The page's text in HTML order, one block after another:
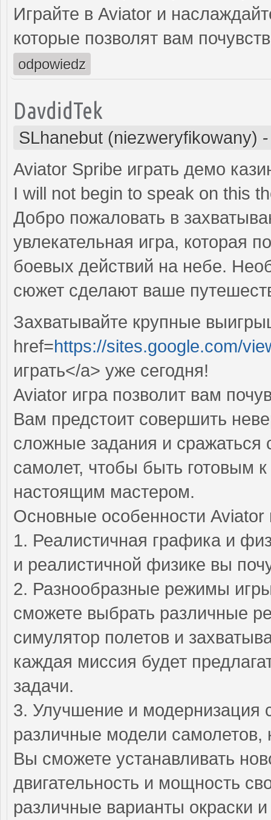
Играйте в Aviator и
которые позволят вам
odpowiedz
DavdidTek
SLhanebut (niezweryfikowany)
Aviator Spribe играть демо
I will not begin to speak on this
Добро пожаловать в
увлекательная игра, которая
боевых действий на небе.
сюжет сделают ваше
Захватывайте крупные
href=https://sites.google.com/
играть</a> уже сегодня!
Aviator игра позволит вам
Вам предстоит совершить
сложные задания и сражаться
самолет, чтобы быть готовым
настоящим мастером.
Основные особенности Aviator
1. Реалистичная графика и
и реалистичной физике вы
2. Разнообразные режимы
сможете выбрать различные
симулятор полетов и
каждая миссия будет
задачи.
3. Улучшение и модернизация
различные модели самолетов,
Вы сможете устанавливать
двигательность и мощность
различные варианты окраски